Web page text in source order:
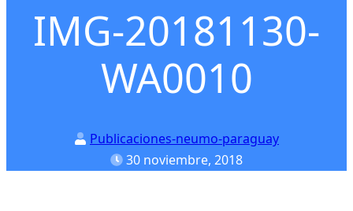
IMG-20181130-
WA0010
Publicaciones-neumo-paraguay
30 noviembre, 2018